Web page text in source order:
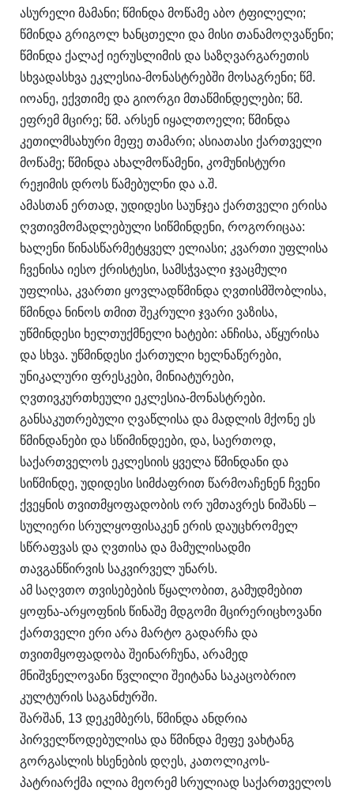
ასურელი მამანი; წმინდა მოწამე აბო ტფილელი;
წმინდა გრიგოლ ხანცთელი და მისი თანამოღვაწენი;
წმინდა ქალაქ იერუსლიმის და საზღვარგარეთის
სხვადასხვა ეკლესია-მონასტრებში მოსაგრენი; წმ.
იოანე, ექვთიმე და გიორგი მთაწმინდელები; წმ.
ეფრემ მცირე; წმ. არსენ იყალთოელი; წმინდა
კეთილმსახური მეფე თამარი; ასიათასი ქართველი
მოწამე; წმინდა ახალმოწამენი, კომუნისტური
რეჟიმის დროს წამებულნი და ა.შ.
ამასთან ერთად, უდიდესი საუნჯეა ქართველი ერისა
ღვთივმომადლებული სიწმინდენი, როგორიცაა:
ხალენი წინასწარმეტყველ ელიასი; კვართი უფლისა
ჩვენისა იესო ქრისტესი, სამსჭვალი ჯვაცმული
უფლისა, კვართი ყოვლადწმინდა ღვთისმშობლისა,
წმინდა ნინოს თმით შეკრული ჯვარი ვაზისა,
უწმინდესი ხელთუქმნელი ხატები: ანჩისა, აწყურისა
და სხვა. უწმინდესი ქართული ხელნაწერები,
უნიკალური ფრესკები, მინიატურები,
ღვთივკურთხეული ეკლესია-მონასტრები.
განსაკუთრებული ღვაწლისა და მადლის მქონე ეს
წმინდანები და სწიმინდეები, და, საერთოდ,
საქართველოს ეკლესიის ყველა წმინდანი და
სიწმინდე, უდიდესი სიმძაფრით წარმოაჩენენ ჩვენი
ქვეყნის თვითმყოფადობის ორ უმთავრეს ნიშანს –
სულიერი სრულყოფისაკენ ერის დაუცხრომელ
სწრაფვას და ღვთისა და მამულისადმი
თავგანწირვის საკვირველ უნარს.
ამ საღვთო თვისებების წყალობით, გამუდმებით
ყოფნა-არყოფნის წინაშე მდგომი მცირერიცხოვანი
ქართველი ერი არა მარტო გადარჩა და
თვითმყოფადობა შეინარჩუნა, არამედ
მნიშვნელოვანი წვლილი შეიტანა საკაცობრიო
კულტურის საგანძურში.
შარშან, 13 დეკემბერს, წმინდა ანდრია
პირველწოდებულისა და წმინდა მეფე ვახტანგ
გორგასლის ხსენების დღეს, კათოლიკოს-
პატრიარქმა ილია მეორემ სრულიად საქართველოს